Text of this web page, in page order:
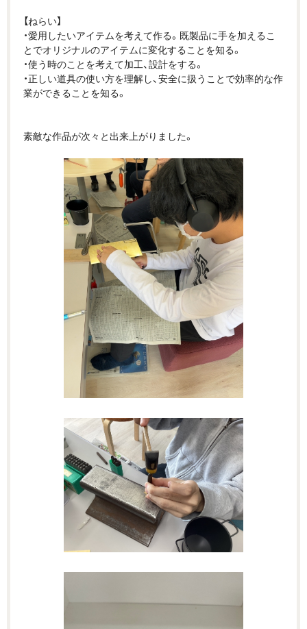
【ねらい】
・愛用したいアイテムを考えて作る。既製品に手を加えるこ
とでオリジナルのアイテムに変化することを知る。
・使う時のことを考えて加工、設計をする。
・正しい道具の使い方を理解し、安全に扱うことで効率的な作
業ができることを知る。
素敵な作品が次々と出来上がりました。